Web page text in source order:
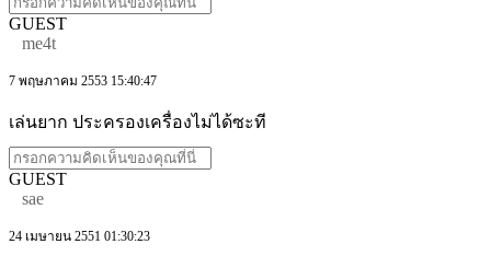
GUEST
me4t
7 พฤษภาคม 2553 15:40:47
เล่นยาก ประครองเครื่องไม่ได้ซะที
GUEST
sae
24 เมษายน 2551 01:30:23